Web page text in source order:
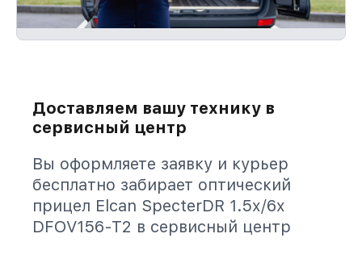
Доставляем вашу технику в
сервисный центр
Вы оформляете заявку и курьер
бесплатно забирает оптический
прицел Elcan SpecterDR 1.5x/6x
DFOV156-T2 в сервисный центр